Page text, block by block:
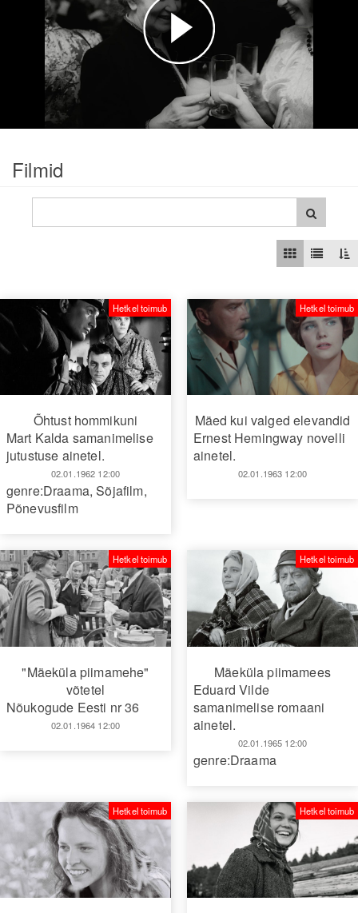
Esita
video
Filmid
Õhtust hommikuni
Mart Kalda samanimelise
jutustuse ainetel.
02.01.1962 12:00
Hetkel toimub
genre:Draama,Sõjafilm,
Põnevusfilm
Mäed kui valged elevandid
Ernest Hemingway novelli
ainetel.
02.01.1963 12:00
Hetkel toimub
"Mäeküla piimamehe"
võtetel
Nõukogude Eesti nr 36
02.01.1964 12:00
Hetkel toimub
Mäeküla piimamees
Eduard Vilde
samanimelise romaani
ainetel.
02.01.1965 12:00
Hetkel toimub
genre:Draama
Hetkel toimub Hetkel toimub